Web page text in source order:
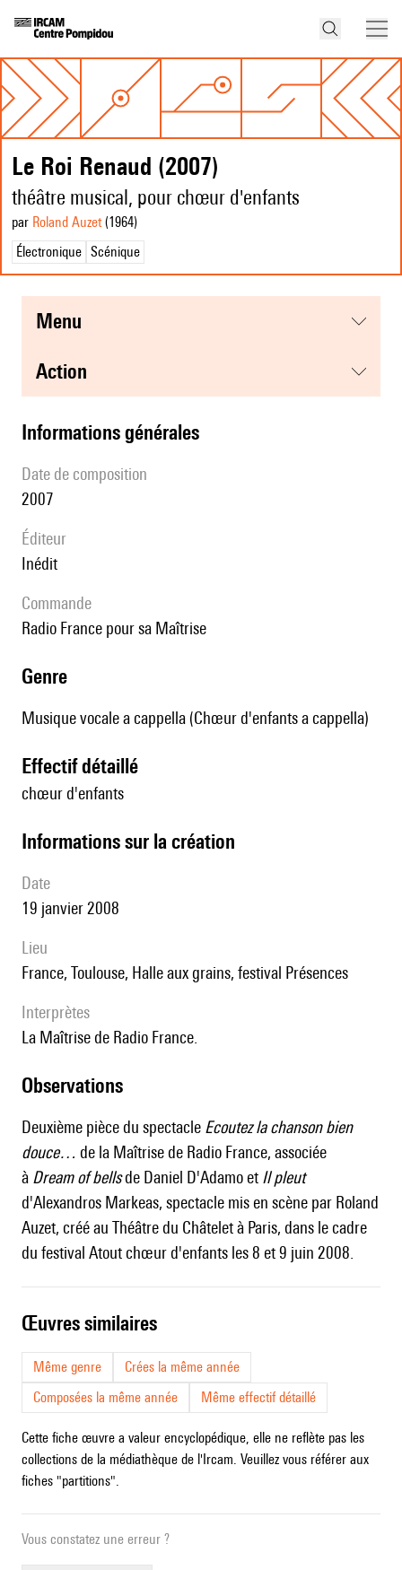
Le Roi Renaud (2007)
théâtre musical, pour chœur d'enfants
par Roland Auzet(1964)
Électronique Scénique
menu
action
informations générales
date de composition
2007
éditeur
Inédit
Commande
Radio France pour sa Maîtrise
genre
Musique vocale a cappella (Chœur d'enfants a cappella)
effectif détaillé
chœur d'enfants
informations sur la création
date
19 janvier 2008
lieu
France, Toulouse, Halle aux grains, festival Présences
interprètes
la Maîtrise de Radio France.
observations
Deuxième pièce du spectacle Ecoutez la chanson bien
douce… de la Maîtrise de Radio France, associée
à Dream of bellsde Daniel D'Adamoet Il pleut
d'Alexandros Markeas, spectacle mis en scène par Roland
Auzet, créé au Théâtre du Châtelet à Paris, dans le cadre
du festival Atout chœur d'enfants les 8 et 9 juin 2008.
œuvres similaires
Même genre
Crées la même année
Composées la même année
Même effectif détaillé
Cette fiche œuvre a valeur encyclopédique, elle ne reflète pas les
collections de la médiathèque de l'Ircam. Veuillez vous référer aux
fiches "partitions".
Vous constatez une erreur ?